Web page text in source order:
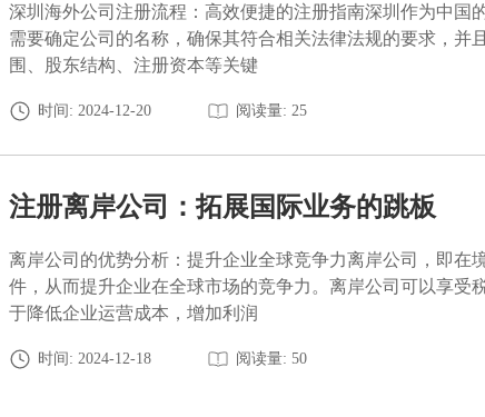
深圳海外公司注册流程：高效便捷的注册指南深圳作为中国
需要确定公司的名称，确保其符合相关法律法规的要求，
围、股东结构、注册资本等关键
时间: 2024-12-20 阅读量: 25
注册离岸公司：拓展国际业务的跳板
离岸公司的优势分析：提升企业全球竞争力离岸公司，即
件，从而提升企业在全球市场的竞争力。离岸公司可以享
于降低企业运营成本，增加利润
时间: 2024-12-18 阅读量: 50